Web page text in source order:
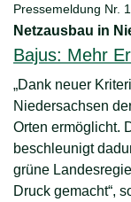
Pressemeldung Nr.
Netzausbau in
Bajus: Mehr
„Dank neuer
Niedersachsen
Orten ermöglicht.
beschleunigt
grüne
Druck gemacht“,